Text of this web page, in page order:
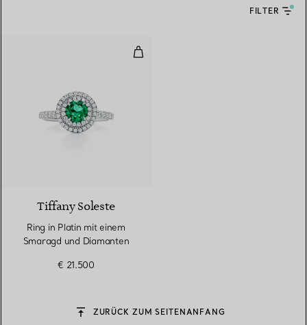
FILTER
Ring in Platin mit einem
Tiffany Soleste
Ring in Platin mit einem
Smaragd und Diamanten
€ 21.500
ZURÜCK ZUM SEITENANFANG